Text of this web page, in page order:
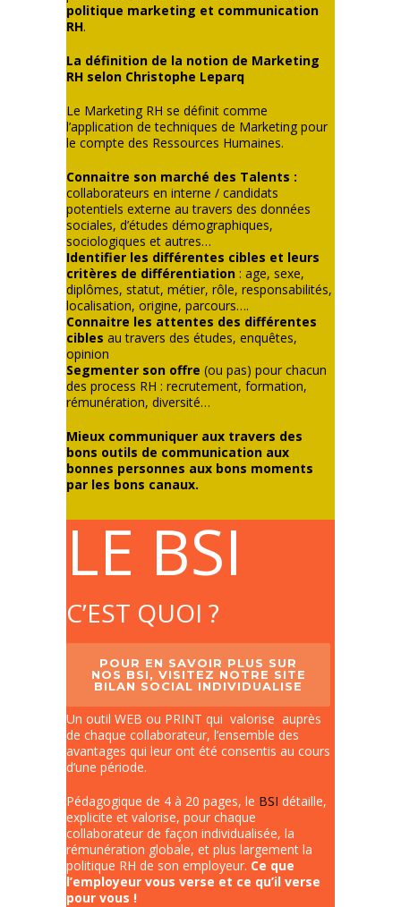
politique marketing et communication
RH.
La définition de la notion de Marketing
RH selon Christophe Leparq
Le Marketing RH se définit comme
l’application de techniques de Marketing pour
le compte des Ressources Humaines.
Connaitre son marché des Talents :
collaborateurs en interne / candidats
potentiels externe au travers des données
sociales, d’études démographiques,
sociologiques et autres…
Identifier les différentes cibles et leurs
critères de différentiation : age, sexe,
diplômes, statut, métier, rôle, responsabilités,
localisation, origine, parcours….
Connaitre les attentes des différentes
cibles au travers des études, enquêtes,
opinion
Segmenter son offre (ou pas) pour chacun
des process RH : recrutement, formation,
rémunération, diversité…
Mieux communiquer aux travers des
bons outils de communication aux
bonnes personnes aux bons moments
par les bons canaux.
LE BSI
C’EST QUOI ?
POUR EN SAVOIR PLUS SUR
NOS BSI, VISITEZ NOTRE SITE
BILAN SOCIAL INDIVIDUALISE
Un outil WEB ou PRINT qui valorise auprès
de chaque collaborateur, l’ensemble des
avantages qui leur ont été consentis au cours
d’une période.
Pédagogique de 4 à 20 pages, le BSI détaille,
explicite et valorise, pour chaque
collaborateur de façon individualisée, la
rémunération globale, et plus largement la
politique RH de son employeur. Ce que
l’employeur vous verse et ce qu’il verse
pour vous !